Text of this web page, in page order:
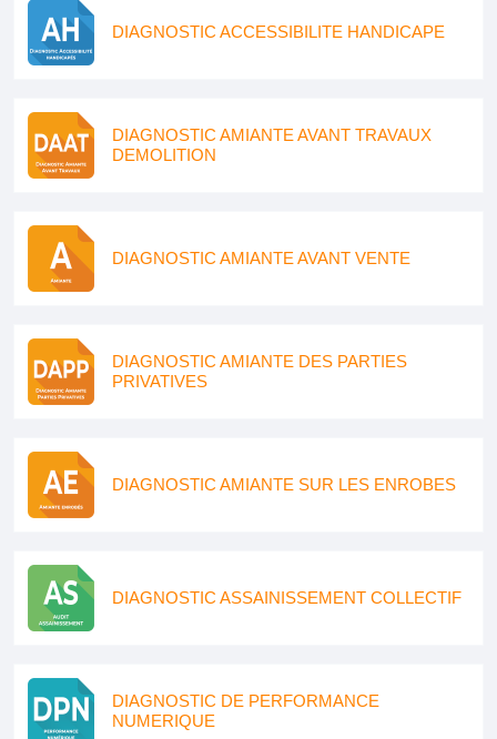
DIAGNOSTIC ACCESSIBILITE HANDICAPE
DIAGNOSTIC AMIANTE AVANT TRAVAUX
DEMOLITION
DIAGNOSTIC AMIANTE AVANT VENTE
DIAGNOSTIC AMIANTE DES PARTIES
PRIVATIVES
DIAGNOSTIC AMIANTE SUR LES ENROBES
DIAGNOSTIC ASSAINISSEMENT COLLECTIF
DIAGNOSTIC DE PERFORMANCE
NUMERIQUE